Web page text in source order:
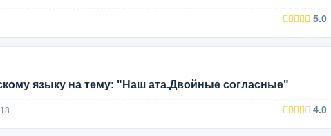
5.0
языку на тему: "Наш ата.Двойные согласные"
4.0